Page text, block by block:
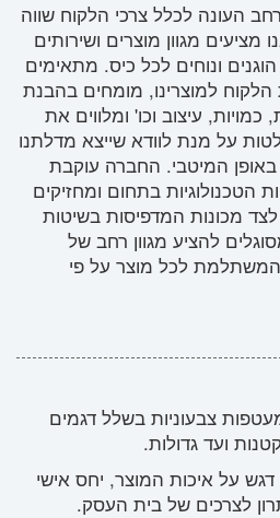
העונה לכלל צרכי הלקוח שווה
מציעים מגוון מוצרים ושירותים
ונוחים לכל כיס. מתאימים
למוצרינו, מומחים בהבנת
כמויות, עיצוב וכו' ומלווים את
על מנת לוודא שייצא מדלתנו
המיטבי. החברה עוקבת
הטכנולוגיות בתחום ומחזיקים
לצד מכונות המדפיסות בשיטות
להציע מגוון רחב של
לכל מוצר על פי
צבעוניות בשלל דגמים
ועד גדולות.
על איכות המוצר, יחס אישי
לצרכים של בית העסק.